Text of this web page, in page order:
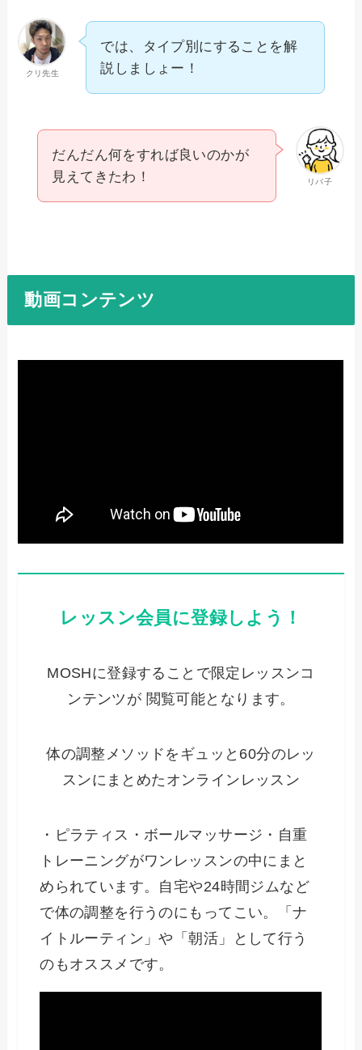
クリ先生
では、タイプ別にすることを解
説しましょー！
リバ子
だんだん何をすれば良いのかが
見えてきたわ！
動画コンテンツ
レッスン会員に登録しよう！
MOSHに登録することで限定レッスンコ
ンテンツが 閲覧可能となります。
体の調整メソッドをギュッと60分のレッ
スンにまとめたオンラインレッスン
・ピラティス・ボールマッサージ・自重
トレーニングがワンレッスンの中にまと
められています。自宅や24時間ジムなど
で体の調整を行うのにもってこい。「ナ
イトルーティン」や「朝活」として行う
のもオススメです。